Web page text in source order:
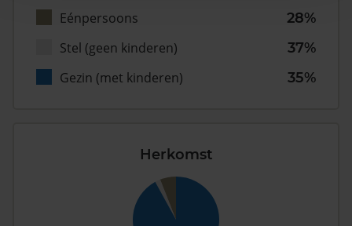
Eénpersoons
28%
Stel (geen kinderen)
37%
Gezin (met kinderen)
35%
Herkomst